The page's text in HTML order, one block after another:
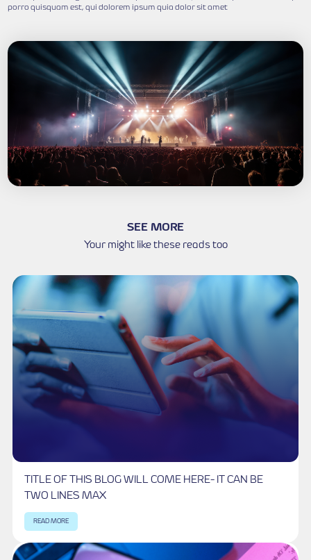
Lorem ipsum dolor sit amet, consectetur
eiusmod tempor incididunt ut labore et
Sed ut perspiciatis unde omnis iste natus error sit
doloremque laudantium, totam rem aperiam, eaque
veritatis et quasi architecto beatae vitae dicta sunt
ipsam voluptatem quia voluptas sit aspernatur aut
consequuntur magni dolores eos qui ratione
porro quisquam est, qui dolorem ipsum quia dolor